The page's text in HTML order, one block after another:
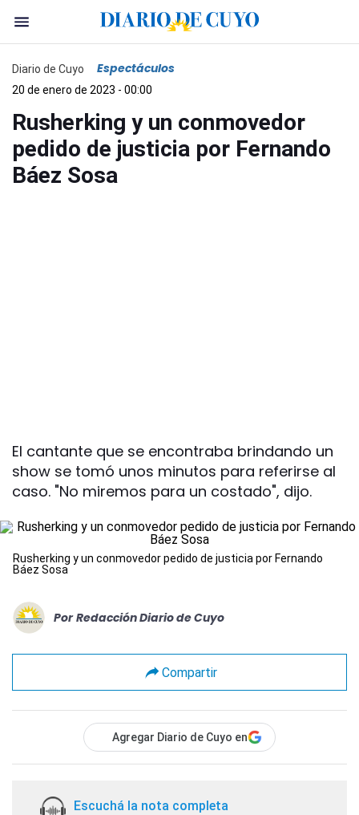
Diario de Cuyo Espectáculos
20 de enero de 2023 - 00:00
Rusherking y un conmovedor
pedido de justicia por Fernando
Báez Sosa
El cantante que se encontraba brindando un
show se tomó unos minutos para referirse al
caso. "No miremos para un costado", dijo.
Rusherking y un conmovedor pedido de justicia por Fernando
Báez Sosa
Por Redacción Diario de Cuyo
Compartir
Agregar Diario de Cuyo en
Escuchá la nota completa